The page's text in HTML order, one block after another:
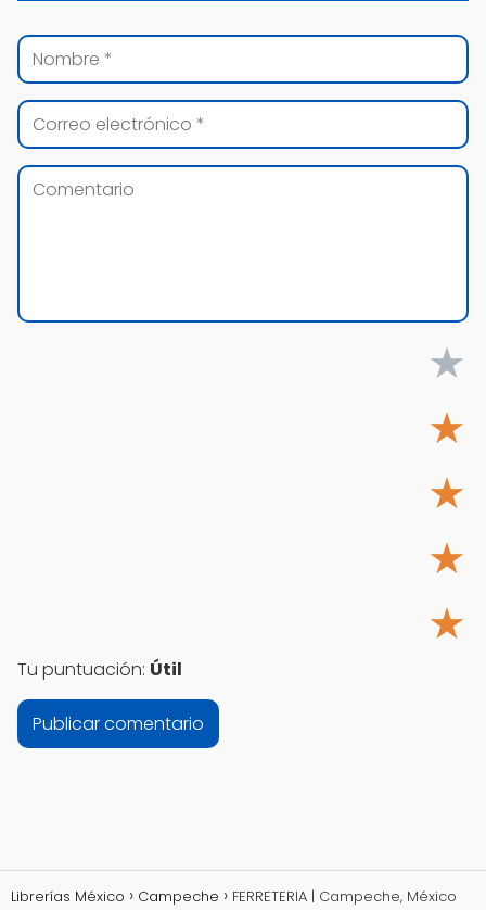
★
★
★
★
★
Tu puntuación: Útil
Librerías México Campeche FERRETERIA | Campeche, México